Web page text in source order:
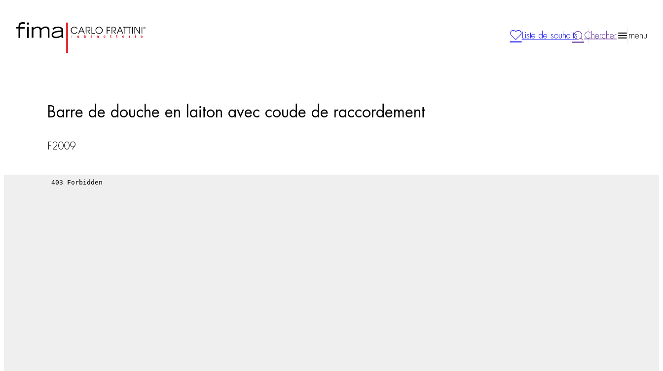
Liste de souhaits Chercher menu
Barre de douche en laiton avec coude de raccordement
F2009